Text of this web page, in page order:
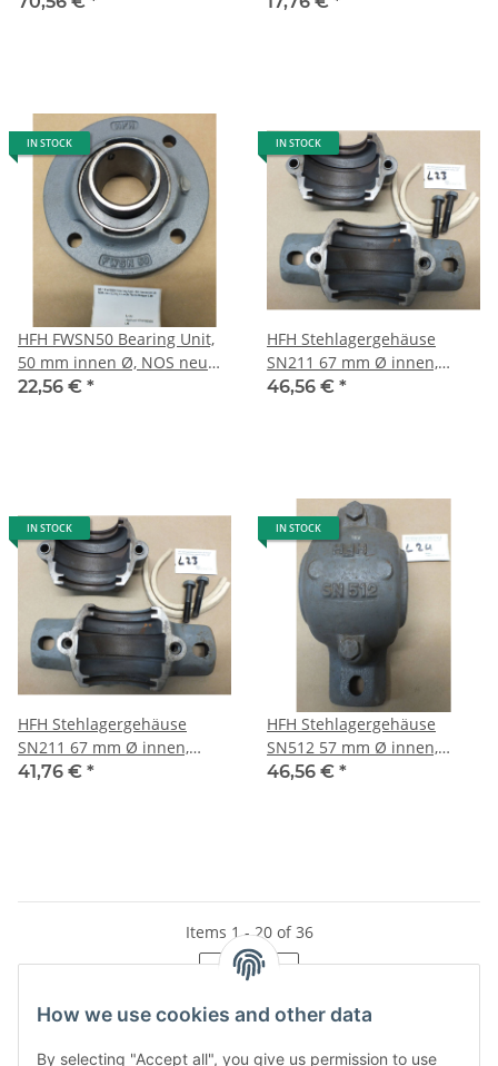
IN STOCK
HFH FWSN50 Bearing Unit,
50 mm innen Ø, NOS neu
2,2 kg 4-Loch Flanschlager
22,56 € *
IN STOCK
HFH Stehlagergehäuse
SN211 67 mm Ø innen,
Filzdichtung, geteilt, 4,2 kg,
46,56 € *
IN STOCK
HFH Stehlagergehäuse
SN211 67 mm Ø innen,
Filzdichtung, Macken, 4,2 kg,
41,76 € *
IN STOCK
HFH Stehlagergehäuse
SN512 57 mm Ø innen,
Filzdichtung, geteilt, 4,7 kg,
46,56 € *
Items 1 - 20 of 36
Page1
How we use cookies and other data
By selecting "Accept all", you give us permission to use